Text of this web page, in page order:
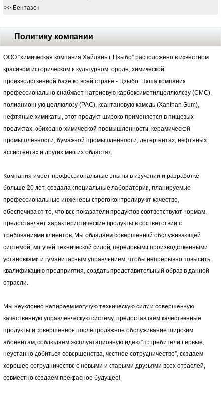
>> Бентазон
Политику компании
ООО “химическая компания Хайлань г. Цзыбо” расположено в известном
красивом историческом и культурном городе, химической
производственной базе во всей стране - Цзыбо. Наша компания
профессионально снабжает натриевую карбоксиметилцеллюлозу (СМС),
полианионную целлюлозу (РАС), ксантановую камедь (Xanthan Gum),
нефтяные химикаты, этот продукт широко применяется в пищевых
продуктах, обиходно-химической промышленности, керамической
промышленности, бумажной промышленности, детергентах, нефтяных
ассистентах и других многих областях.
Компания имеет профессиональные опыты в изучении и разработке
больше 20 лет, создала специальные лаборатории, планируемые
профессиональные инженеры строго контролируют качество,
обеспечивают то, что все показатели продуктов соответствуют нормам,
предоставляет характеристические продукты в соответствии с
требованиями клиентов. Мы обладаем совершенной обслуживающей
системой, могучей технической силой, передовыми производственными
установками и гуманитарным управлением, чтобы непрерывно повысить
квалификацию предприятия, создать представительный образ в данной
отрасли.
Мы неуклонно напираем могучую техническую силу и совершенную
качественную управленческую систему, предоставляем качественные
продукты и совершенное послепродажное обслуживание широким
абонентам, соблюдаем эксплуатационную идею “потребители первые,
неустанно добиться совершенства, честное сотрудничество”, создаем
хорошее сотрудничество с новыми и старыми друзьями всех отраслей,
совместно создаем прекрасное будущее!